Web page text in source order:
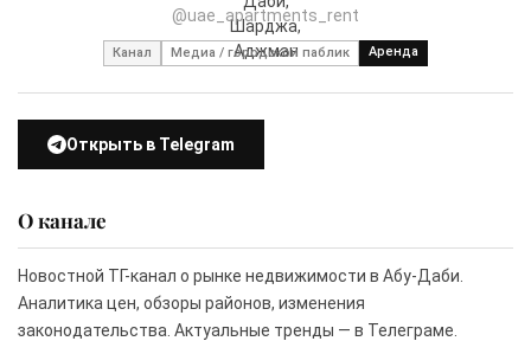
@uae_apartments_rent
Канал Медиа / городской паблик Аренда
Открыть в Telegram
О канале
Новостной ТГ-канал о рынке недвижимости в Абу-Даби.
Аналитика цен, обзоры районов, изменения
законодательства. Актуальные тренды — в Телеграме.